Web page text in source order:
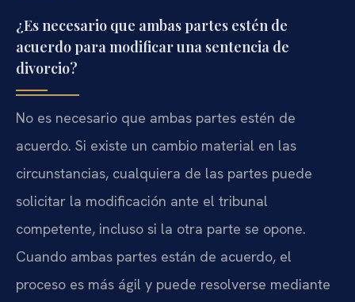
¿Es necesario que ambas partes estén de
acuerdo para modificar una sentencia de
divorcio?
No es necesario que ambas partes estén de
acuerdo. Si existe un cambio material en las
circunstancias, cualquiera de las partes puede
solicitar la modificación ante el tribunal
competente, incluso si la otra parte se opone.
Cuando ambas partes están de acuerdo, el
proceso es más ágil y puede resolverse mediante